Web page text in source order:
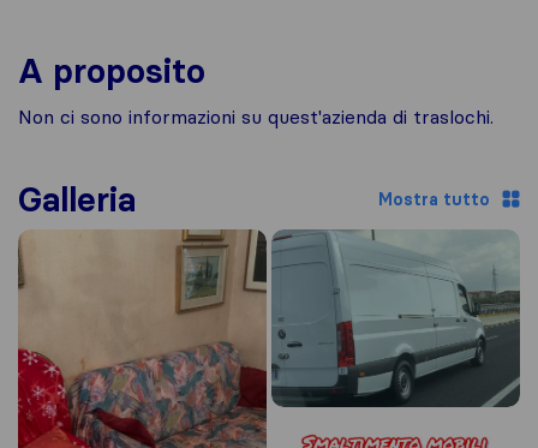
A proposito
Non ci sono informazioni su quest'azienda di traslochi.
Galleria Mostra tutto